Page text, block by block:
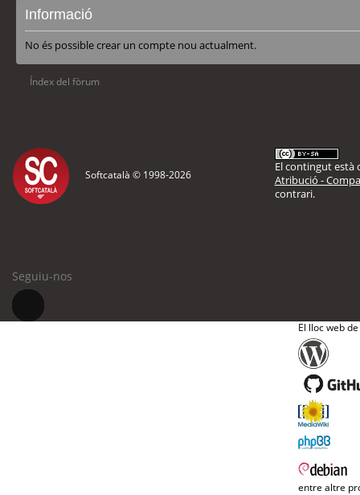
Informació
No és possible crear un compte nou actualment.
Índex del fòrum
Softcatalà © 1998-2026
El contingut està
Atribució -
contrari.
Seguiu-nos
El lloc web
entre altre